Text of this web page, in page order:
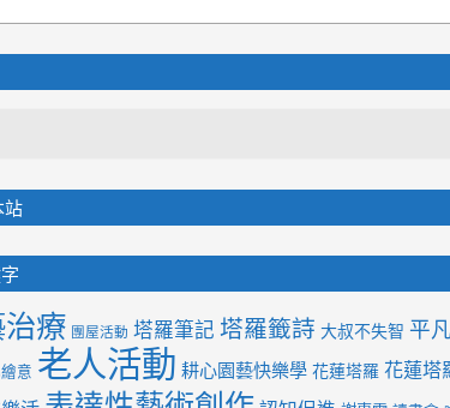
站
療 團屋活動 塔羅筆記 塔羅籤詩 大叔不失智 平
意 老人活動 耕心園藝快樂學 花蓮塔羅 花蓮塔